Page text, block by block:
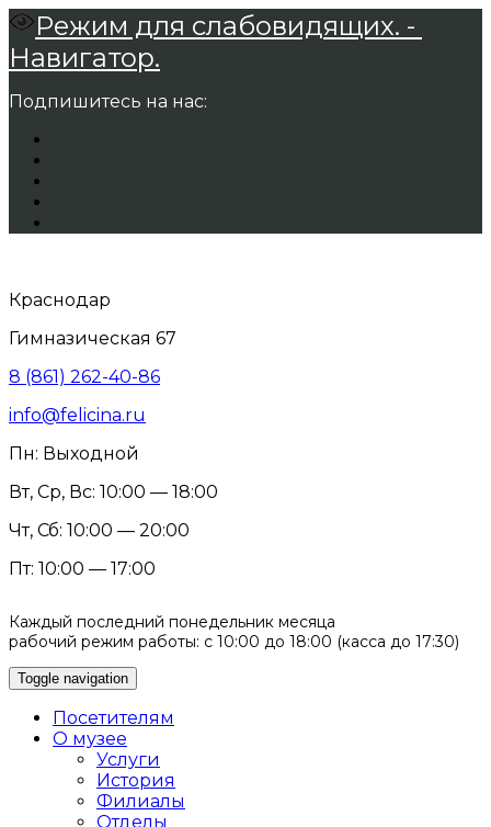
Режим для слабовидящих. -
Навигатор.
Подпишитесь на нас:
Краснодар
Гимназическая 67
8 (861) 262-40-86
info@felicina.ru
Пн: Выходной
Вт, Ср, Вс: 10:00 — 18:00
Чт, Сб: 10:00 — 20:00
Пт: 10:00 — 17:00
Каждый последний понедельник месяца
рабочий режим работы: с 10:00 до 18:00 (касса до 17:30)
Toggle navigation
Посетителям
О музее
Услуги
История
Филиалы
Отделы